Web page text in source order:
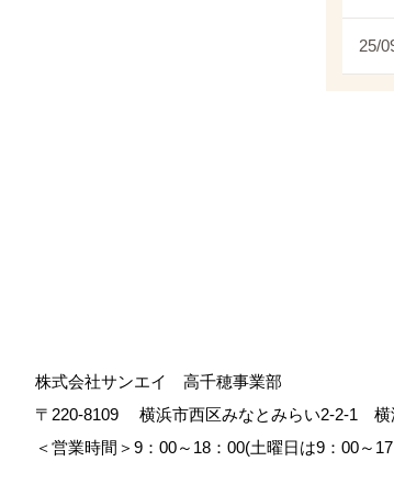
25/
株式会社サンエイ 高千穂事業部
〒220-8109
横浜市西区みなとみらい2-2-1
＜営業時間＞9：00～18：00(土曜日は9：00～